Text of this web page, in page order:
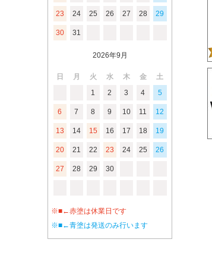
23 24 25 26 27 28 29
30 31
2026年9月
日 月 火 水 木 金
土
1
2 3 4 5
6 7 8 9 10 11 12
13 14 15 16 17 18 19
20 21 22 23 24 25 26
27 28 29 30
※■←赤塗は休業日です
※■←青塗は発送のみ行います